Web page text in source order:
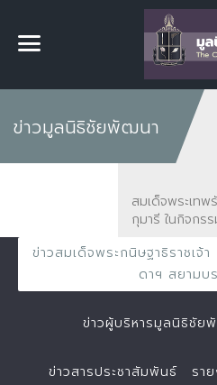
ข่าวมูลนิธิชัยพัฒนา
สมเด็จพระเท
กุมารี ในกิจก
ข่าวสมเด็จพระกนิษฐาธิราชเจ้
ดาฯ สยามบ
ข่าวผู้บริหารมูลนิธิชัย
ข่าวสารประชาสัมพันธ์ รา